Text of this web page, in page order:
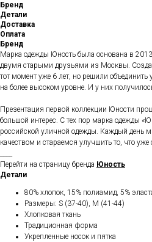
Бренд
Детали
Доставка
Оплата
Бренд
Марка одежды Юность была основана в
двумя старыми друзьями из Москвы.
тот момент уже 6 лет, но решили объединить
на более высоком уровне. И у них
Презентация первой коллекции Юности
большой интерес. С тех пор марка одежды
российской уличной одежды. Каждый день
качеством и стараемся улучшить то, что уже
Перейти на страницу бренда Юность
Детали
80% хлопок, 15% полиамид, 5%
Размеры: S (37-40), M (41-44)
Хлопковая ткань
Традиционная форма
Укрепленные носок и пятка